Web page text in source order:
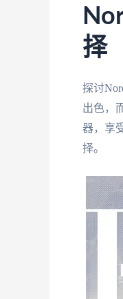
择
探讨
出色，
器，享
择。